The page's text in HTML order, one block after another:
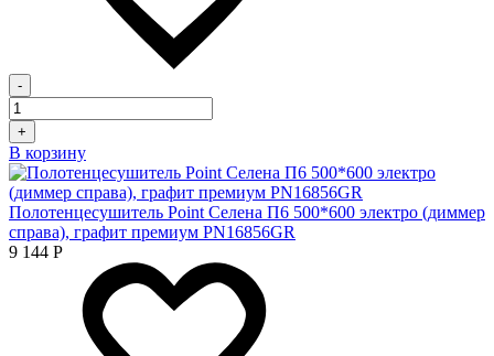
-
+
В корзину
Полотенцесушитель Point Селена П6 500*600 электро (диммер
справа), графит премиум PN16856GR
9 144 Р